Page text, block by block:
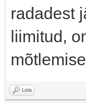
radadest
liimitud,
Leia